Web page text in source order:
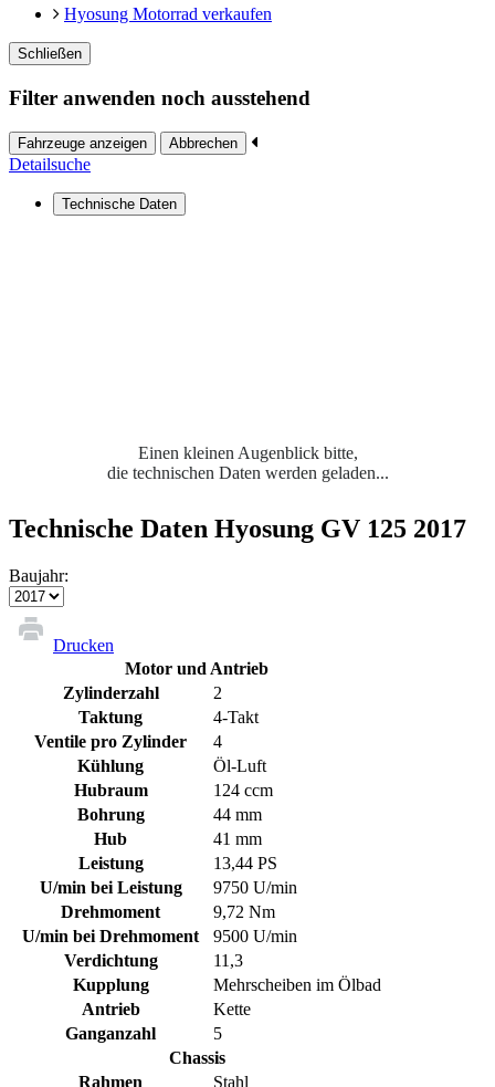
Hyosung Motorrad verkaufen
Schließen
Filter anwenden noch ausstehend
Fahrzeuge anzeigen Abbrechen
Detailsuche
Technische Daten
Einen kleinen Augenblick bitte,
die technischen Daten werden geladen...
Technische Daten Hyosung GV 125 2017
Baujahr:
Drucken
Motor und Antrieb
Zylinderzahl
2
Taktung
4-Takt
Ventile pro Zylinder
4
Kühlung
Öl-Luft
Hubraum
124 ccm
Bohrung
44 mm
Hub
41 mm
Leistung
13,44 PS
U/min bei Leistung
9750 U/min
Drehmoment
9,72 Nm
U/min bei Drehmoment
9500 U/min
Verdichtung
11,3
Kupplung
Mehrscheiben im Ölbad
Antrieb
Kette
Ganganzahl
5
Chassis
Rahmen
Stahl